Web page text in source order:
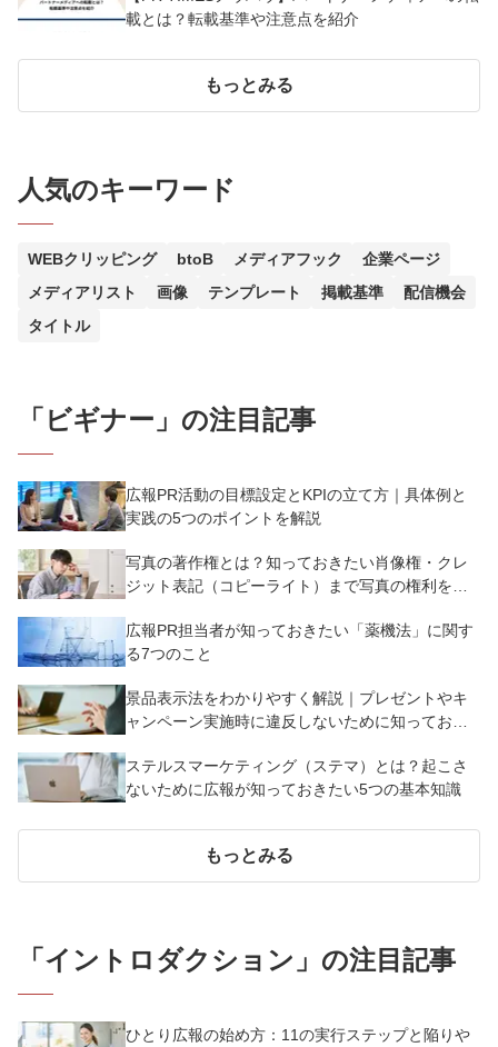
載とは？転載基準や注意点を紹介
もっとみる
人気のキーワード
WEBクリッピング btoB メディアフック
企業ページ
メディアリスト
画像 テンプレート 掲載基準
配信機会
タイトル
「 ビギナー 」の注目記事
広報PR活動の目標設定とKPIの立て方｜具体例と
実践の5つのポイントを解説
写真の著作権とは？知っておきたい肖像権・クレ
ジット表記（コピーライト）まで写真の権利を解
広報PR担当者が知っておきたい「薬機法」に関す
る7つのこと
景品表示法をわかりやすく解説｜プレゼントやキ
ャンペーン実施時に違反しないために知っておく
ステルスマーケティング（ステマ）とは？起こさ
ないために広報が知っておきたい5つの基本知識
もっとみる
「 イントロダクション 」の注目記事
ひとり広報の始め方：11の実行ステップと陥りや